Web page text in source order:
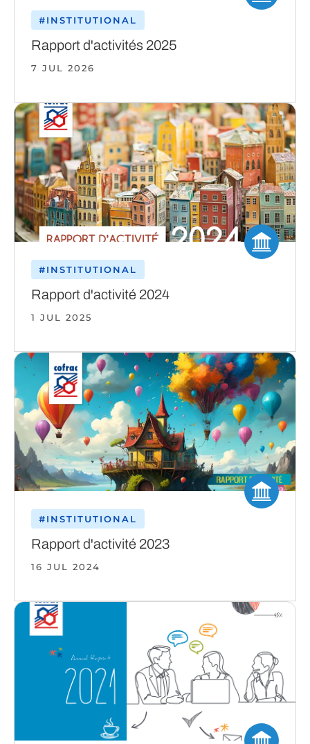
#INSTITUTIONAL
Rapport d'activités 2025
7 JUL 2026
#INSTITUTIONAL
Rapport d'activité 2024
1 JUL 2025
#INSTITUTIONAL
Rapport d'activité 2023
16 JUL 2024